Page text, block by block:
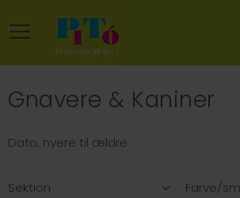
Gnavere & Kaniner
Sektion Farve/